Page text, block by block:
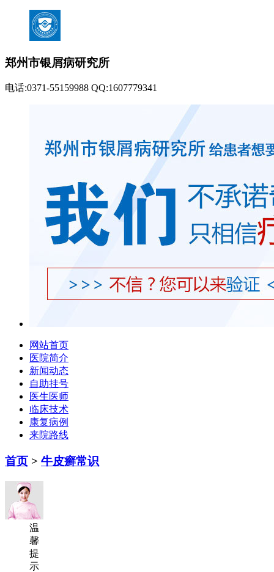
郑州市银屑病研究所
电话:0371-55159988 QQ:1607779341
网站首页
医院简介
新闻动态
自助挂号
医生医师
临床技术
康复病例
来院路线
首页 > 牛皮癣常识
温
馨
提
示